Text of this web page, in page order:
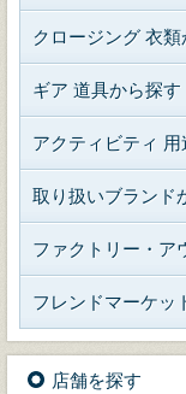
クロージング 衣類
ギア 道具から探す
アクティビティ
取り扱いブランド
ファクトリー・ア
フレンドマーケッ
店舗を探す